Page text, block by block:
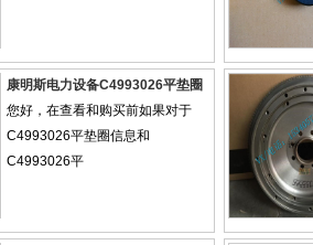
康明斯电力设备C4993026平垫圈
您好，在查看和购买前如果对于
C4993026平垫圈信息和
C4993026平